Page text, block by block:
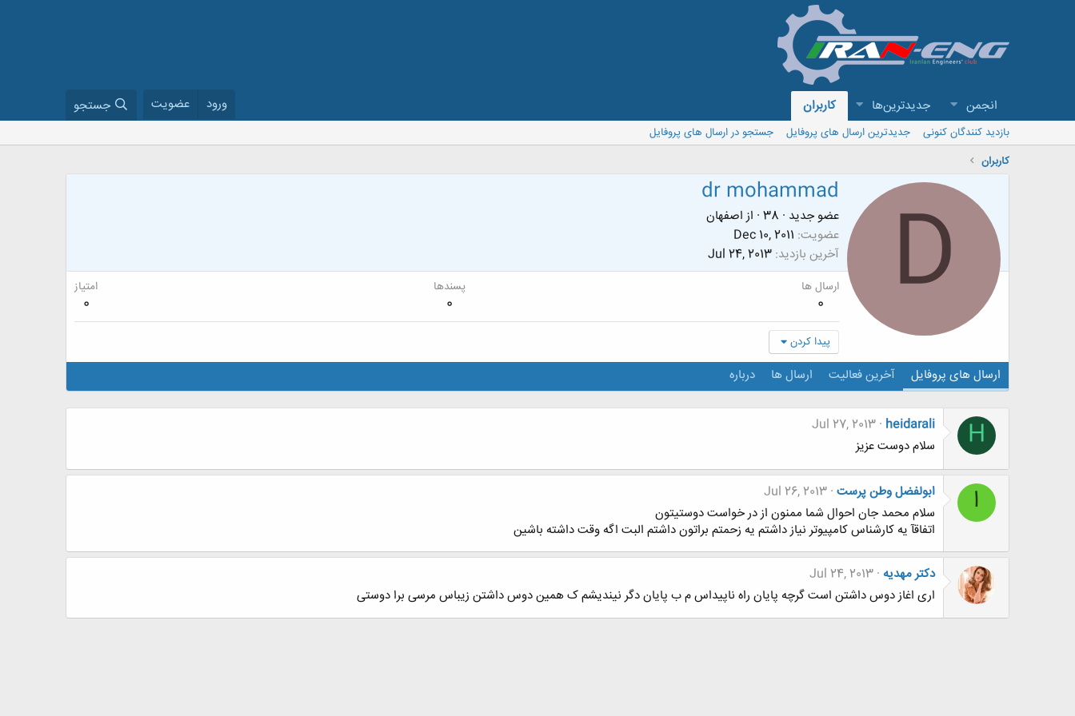
انجمن جدیدترین‌ها کاربران ورود عضویت جستجو
بازدید کنندگان کنونی جدیدترین ارسال های پروفایل
جستجو در ارسال های پروفایل
کاربران
D
dr mohammad
عضو جدید ·
· از اصفهان
عضویت Dec 10, 2011
آخرین بازدید Jul 24, 2013
ارسال ها
0
پسندها
0
امتیاز
0
پیدا کردن
ارسال های پروفایل آخرین فعالیت ارسال ها درباره
H
heidarali
Jul 27, 2013
سلام دوست عزیز
ا ابولفضل وطن پرست Jul 26, 2013
سلام محمد جان احوال شما ممنون از در خواست دوستیتون
اتفاقآ یه کارشناس کامپیوتر نیاز داشتم یه زحمتم براتون داشتم البت اگه وقت داشته باشین
دکتر مهدیه Jul 24, 2013
اری اغاز دوس داشتن است گرچه پایان راه ناپیداس م ب پایان دگر نیندیشم ک همین دوس داشتن زیباس مرسی برا دوستی